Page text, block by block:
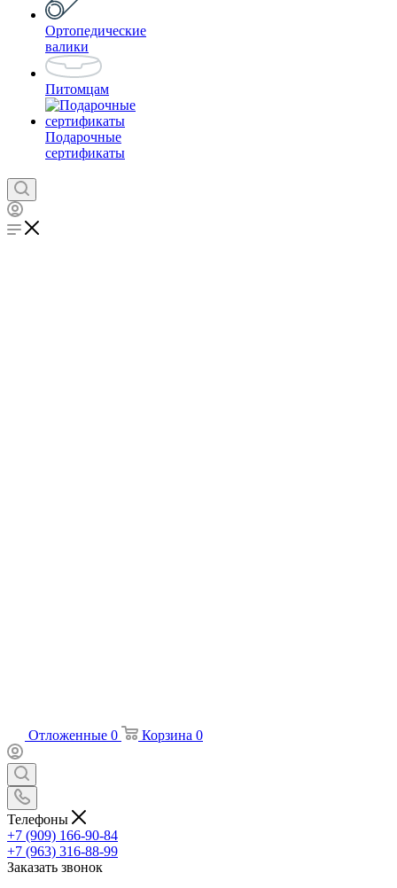
Ортопедические
валики
Питомцам
Подарочные
сертификаты
Отложенные 0 Корзина 0
Телефоны
+7 (909) 166-90-84
+7 (963) 316-88-99
Заказать звонок